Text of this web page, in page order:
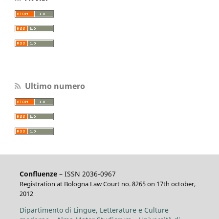
Ultimo numero
Confluenze– ISSN 2036-0967
Registration at Bologna Law Court no. 8265 on 17th october,
2012
Dipartimento di Lingue, Letterature e Culture